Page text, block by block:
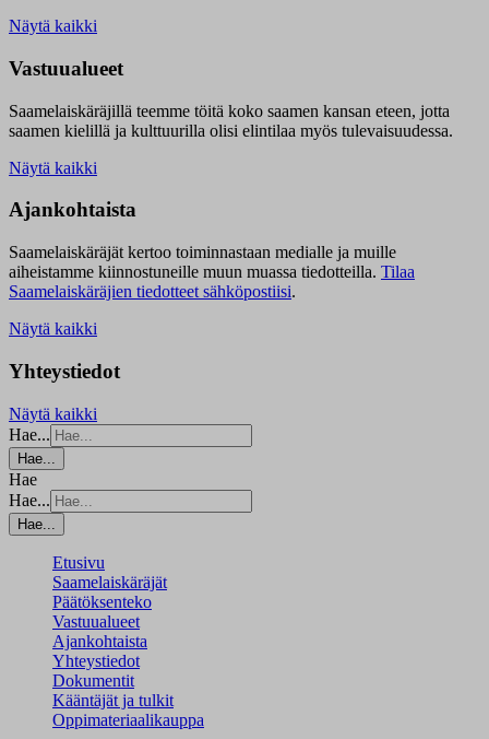
Näytä kaikki
Vastuualueet
Saamelaiskäräjillä teemme töitä koko saamen kansan eteen, jotta
saamen kielillä ja kulttuurilla olisi elintilaa myös tulevaisuudessa.
Näytä kaikki
Ajankohtaista
Saamelaiskäräjät kertoo toiminnastaan medialle ja muille
aiheistamme kiinnostuneille muun muassa tiedotteilla. Tilaa
Saamelaiskäräjien tiedotteet sähköpostiisi.
Näytä kaikki
Yhteystiedot
Näytä kaikki
Hae...
Hae...
Hae
Hae...
Hae...
Etusivu
Saamelaiskäräjät
Päätöksenteko
Vastuualueet
Ajankohtaista
Yhteystiedot
Dokumentit
Kääntäjät ja tulkit
Oppimateriaalikauppa